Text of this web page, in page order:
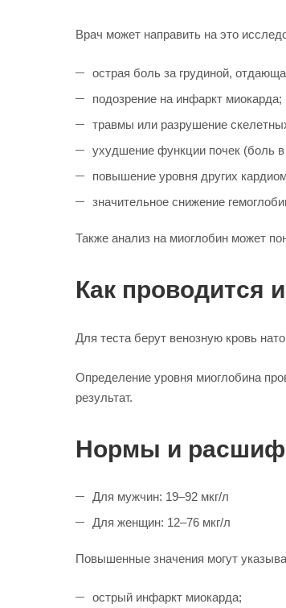
Врач может направить на это
острая боль за грудиной,
подозрение на инфаркт миокарда;
травмы или разрушение
ухудшение функции почек (боль
повышение уровня других
значительное снижение
Также анализ на миоглобин может
Как проводится
Для теста берут венозную кровь
Определение уровня миоглобина
результат.
Нормы и
Для мужчин: 19–92 мкг/л
Для женщин: 12–76 мкг/л
Повышенные значения могут
острый инфаркт миокарда;